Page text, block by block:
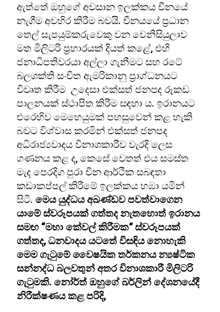
ඇත්තේ ඔහුගේ අවසාන ඉලක්කය චීනයේ
නැගීම අවහිර කිරීම බවයි. චීනයයේ ප්‍රධාන
තෙල් සැපයුම්කරුවෙකු වන වෙනිසියුලාව
මත මිලිටරි ප්‍රහාරයක් දියත් කළේ, එහි
ජනාධිපතිවරයා අල්ලා ගැනීමට සහ රටේ
බලශක්ති සංචිත ඇමරිකානු ප්‍රාග්ධනයට
විවෘත කිරීම උදෙසා එක්සත් ජනපද රූකඩ
පාලනයක් ස්ථාපිත කිරීම සඳහා ය. ඉරානයට
එරෙහිව මෙහෙයුමක් පහසුවෙන් කළ හැකි
බවට විශ්වාස කරමින් එක්සත් ජනපද
අධිරාජ්‍යවාදය විනාශකාරීව වැරදි ලෙස
ගණනය කළ ද, කෙසේ වෙතත් එය සමස්ත
මැද පෙරදිග පුරා චීන ආර්ථික සබඳතා
කඩාකප්පල් කිරීමේ ඉලක්කය හඹා යමින්
සිටී.මෙය යුද්ධය අඛණ්ඩව පවත්වාගෙන
යාමේ ස්වරූපයක් ගත්තද නැතහොත් ඉරානය
සමඟ “මහා කේවල් කිරීමක” ස්වරූපයක්
ගත්තද, ධනවාදය යටතේ විසඳිය නොහැකි
මෙම ගැටුමේ වෛෂයික තර්කනය න්‍යෂ්ටික
සන්නද්ධ බලවතුන් අතර විනාශකාරී මිලිටරි
ගැටුමකි. නෝර්ත් ඔහුගේ බර්ලින් දේශනයේදී
නිරීක්ෂණය කළ පරිදි,